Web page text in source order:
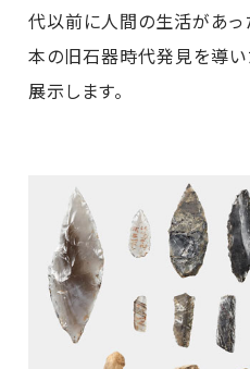
代以前に人間の生活があっ
本の旧石器時代発見を導
展示します。